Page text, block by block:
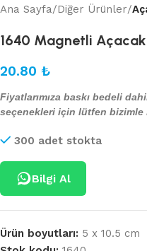
Ana Sayfa Diğer Ürünler
1640 Magnetli Açacak
20.80 ₺
Fiyatlarımıza baskı bedeli
seçenekleri için lütfen bizimle
300 adet stokta
Bilgi Al
Ürün boyutları: 5 x 10.5 cm